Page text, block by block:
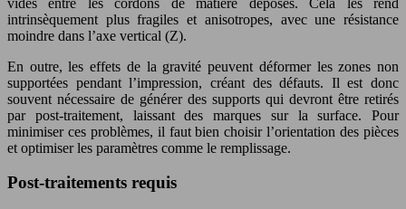
intrinsèquement plus fragiles et anisotropes, avec une résistance
moindre dans l’axe vertical (Z).
En outre, les effets de la gravité peuvent déformer les zones non
supportées pendant l’impression, créant des défauts. Il est donc
souvent nécessaire de générer des supports qui devront être retirés
par post-traitement, laissant des marques sur la surface. Pour
minimiser ces problèmes, il faut bien choisir l’orientation des pièces
et optimiser les paramètres comme le remplissage.
Post-traitements requis